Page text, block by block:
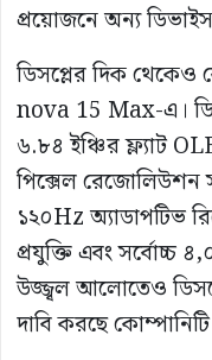
প্রয়োজনে অন্য ডিভাইস
ডিসপ্লের দিক থেকেও
nova 15 Max-এ।
৬.৮৪ ইঞ্চির ফ্ল্যাট
পিক্সেল রেজোলিউশন
১২০Hz অ্যাডাপটিভ
প্রযুক্তি এবং সর্বোচ্চ
উজ্জ্বল আলোতেও
দাবি করছে